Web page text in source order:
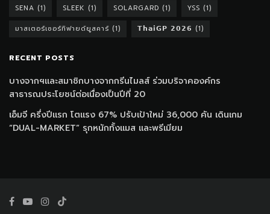
SENA (1) SLEEK (1) SOLARGARD (1) YSS (1)
มาสเตอร์เซอร์ทิฟายด์ยูสคาร์ (1) 𝗧𝗵𝗮𝗶𝗚𝗣 𝟮𝟬𝟮𝟲 (1)
RECENT POSTS
บางจากฯและสมาชิกบางจากกรีนไมลส์ ร่วมบริจาคองค์กร
สาธารณประโยชน์ต่อเนื่องเป็นปีที่ 20
เอ็มจี ครึ่งปีแรก โตแรง 67% ปรับเป้าใหม่ 36,000 คัน เดินเกม
“DUAL-MARKET” รุกหนักทั้งแมส และพรีเมียม